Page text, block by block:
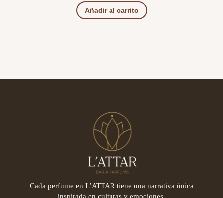
Añadir al carrito
Cada perfume en L’ATTAR tiene una narrativa única
inspirada en culturas y emociones.